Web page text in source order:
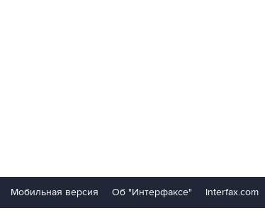
Мобильная версия Об "Интерфаксе" Interfax.com